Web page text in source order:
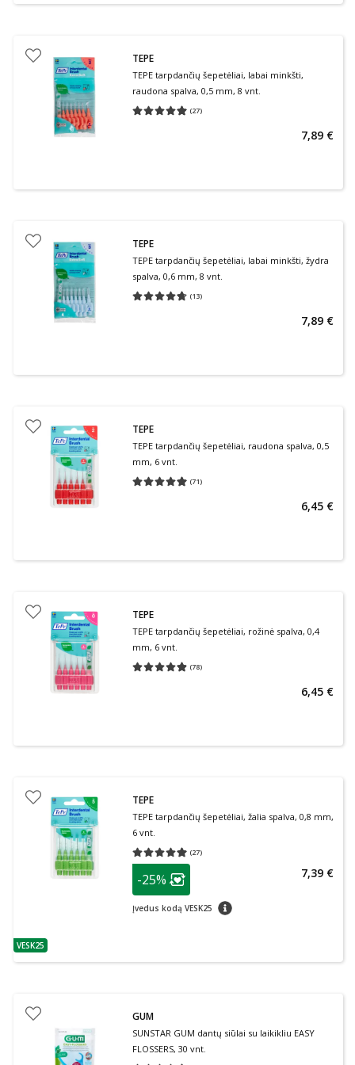
TEPE
TEPE tarpdančių šepetėliai, labai minkšti,
raudona spalva, 0,5 mm, 8 vnt.
(27)
Vidutinis įvertinimas 4.96
7,89 €
TEPE
TEPE tarpdančių šepetėliai, labai minkšti, žydra
spalva, 0,6 mm, 8 vnt.
(13)
Vidutinis įvertinimas 4.69
7,89 €
TEPE
TEPE tarpdančių šepetėliai, raudona spalva, 0,5
mm, 6 vnt.
(71)
Vidutinis įvertinimas 4.99
6,45 €
TEPE
TEPE tarpdančių šepetėliai, rožinė spalva, 0,4
mm, 6 vnt.
(78)
Vidutinis įvertinimas 4.86
6,45 €
patarimas
VESK25
TEPE
TEPE tarpdančių šepetėliai, žalia spalva, 0,8 mm,
6 vnt.
(27)
Vidutinis įvertinimas 4.96
patarimas
Lojalumo klubo narių nuolaida
-25%
Įvedus kodą VESK25 patarimas
7,39 €
GUM
SUNSTAR GUM dantų siūlai su laikikliu EASY
FLOSSERS, 30 vnt.